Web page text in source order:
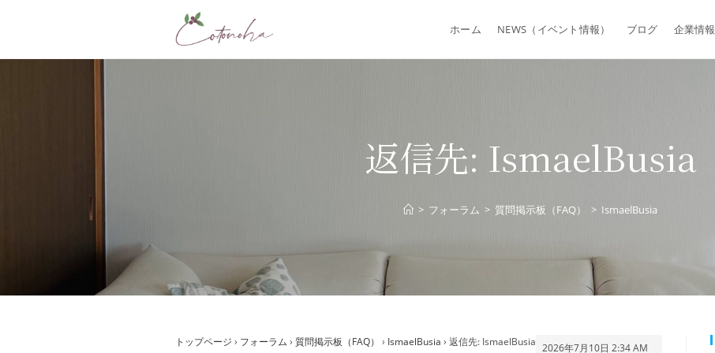
ホーム NEWS（イベント情報） ブログ 企業情報
返信先: IsmaelBusia
> フォーラム > 質問掲示板（FAQ） > IsmaelBusia
トップページ › フォーラム › 質問掲示板（FAQ） › IsmaelBusia › 返信先: IsmaelBusia 2026年7月10日 2:34 AM